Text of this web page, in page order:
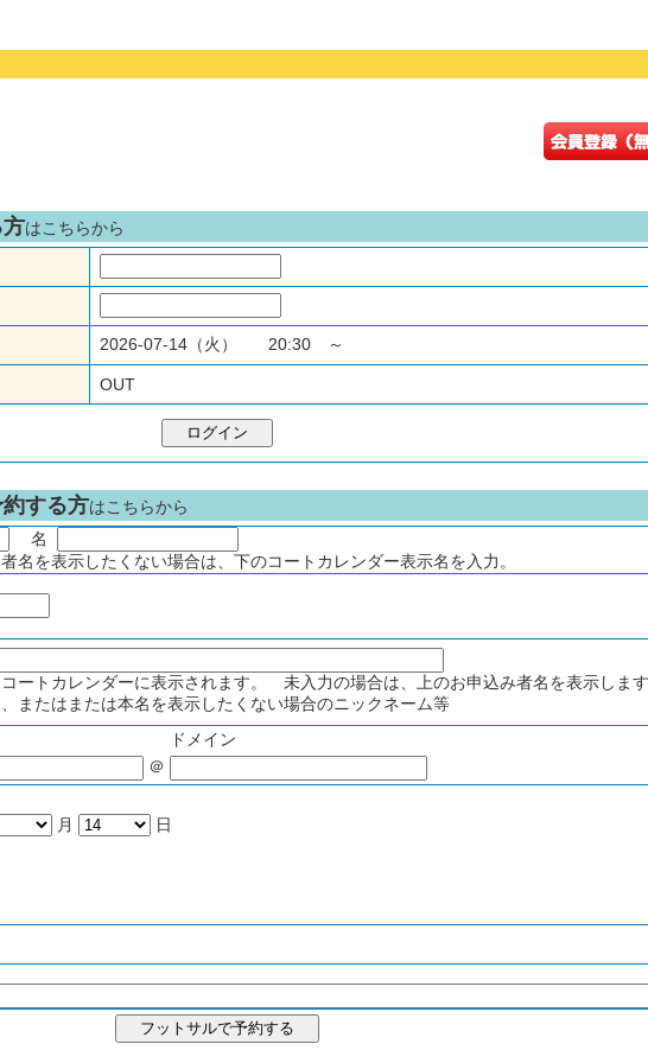
はこちらから
2026-07-14（火） 20:30 ～
OUT
する方はこちらから
名
を表示したくない場合は、下のコートカレンダー表示名を入力。
ートカレンダーに表示されます。 未入力の場合は、上のお申込み者名を表示します
またはまたは本名を表示したくない場合のニックネーム等
ドメイン
＠
月 日